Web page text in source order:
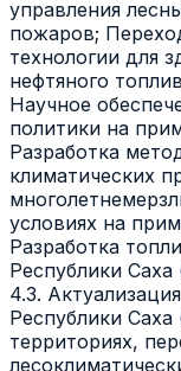
управления
пожаров;
технологии для
нефтяного
Научное
политики на
Разработка
климатических
условиях на
Разработка
Республики
4.3.
Республики
территориях,